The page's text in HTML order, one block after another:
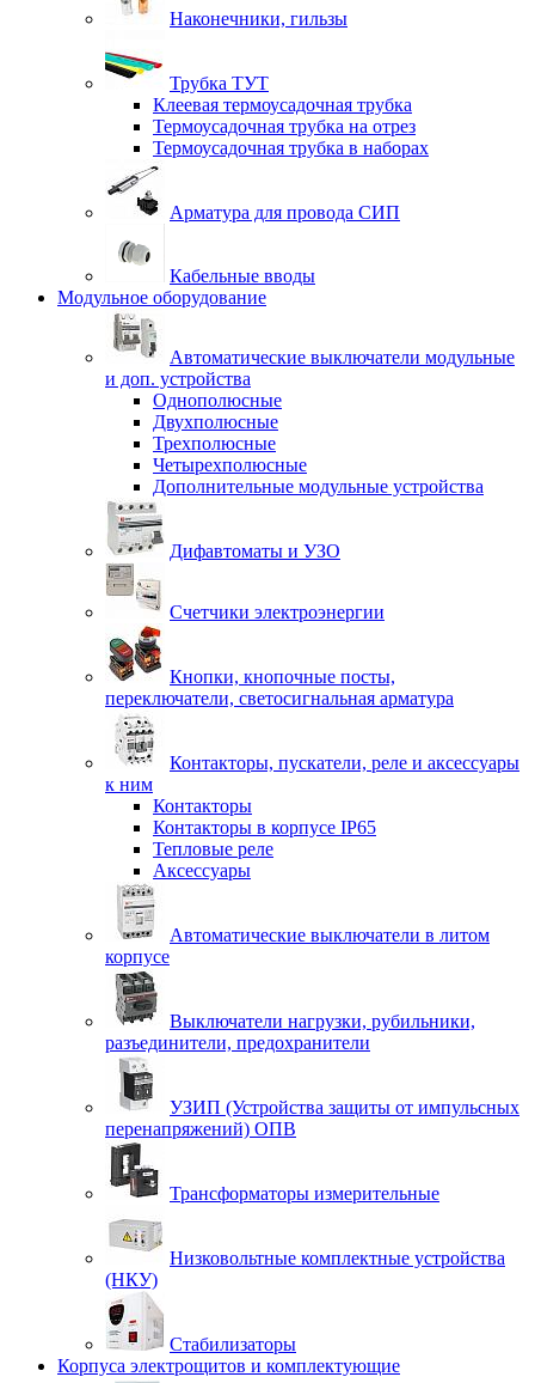
Наконечники, гильзы
Трубка ТУТ
Клеевая термоусадочная трубка
Термоусадочная трубка на отрез
Термоусадочная трубка в наборах
Арматура для провода СИП
Кабельные вводы
Модульное оборудование
Автоматические выключатели модульные
и доп. устройства
Однополюсные
Двухполюсные
Трехполюсные
Четырехполюсные
Дополнительные модульные устройства
Дифавтоматы и УЗО
Счетчики электроэнергии
Кнопки, кнопочные посты,
переключатели, светосигнальная арматура
Контакторы, пускатели, реле и аксессуары
к ним
Контакторы
Контакторы в корпусе IP65
Тепловые реле
Аксессуары
Автоматические выключатели в литом
корпусе
Выключатели нагрузки, рубильники,
разъединители, предохранители
УЗИП (Устройства защиты от импульсных
перенапряжений) ОПВ
Трансформаторы измерительные
Низковольтные комплектные устройства
(НКУ)
Стабилизаторы
Корпуса электрощитов и комплектующие